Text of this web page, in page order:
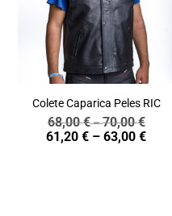
Colete Caparica Peles RIC
68,00€–70,00€Price
range:
61,20€ – 63,00€Price